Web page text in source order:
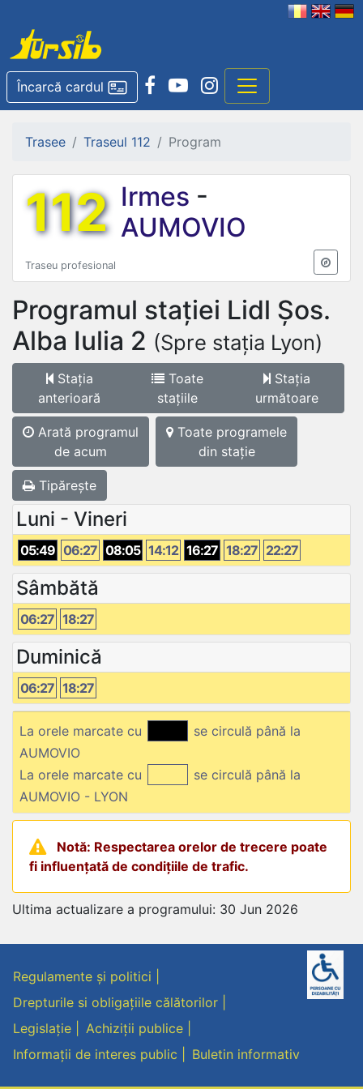
Încarcă cardul
Trasee Traseul 112 Program
112 Irmes -
AUMOVIO
Traseu profesional
Programul stației Lidl Șos.
Alba Iulia 2 (Spre stația Lyon)
Stația
anterioară
Toate
stațiile
Stația
următoare
Arată programul
de acum
Toate programele
din stație
Tipărește
Luni - Vineri
05:49 06:27 08:05 14:12 16:27 18:27 22:27
Sâmbătă
06:27 18:27
Duminică
06:27 18:27
La orele marcate cu
se circulă până la
AUMOVIO
La orele marcate cu
se circulă până la
AUMOVIO - LYON
Notă: Respectarea orelor de trecere poate
fi influențată de condițiile de trafic.
Ultima actualizare a programului: 30 Jun 2026
Regulamente și politici
Drepturile si obligațiile călătorilor
Legislație
Achiziții publice
Informații de interes public
Buletin informativ